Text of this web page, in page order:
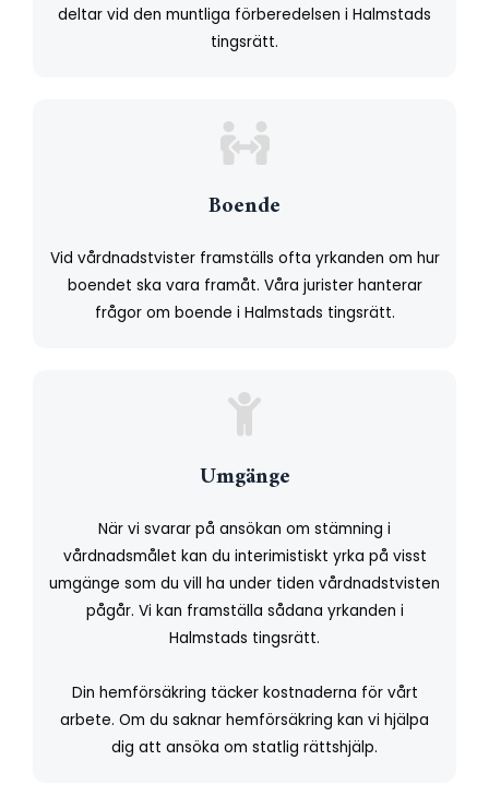
deltar vid den muntliga förberedelsen i Halmstads
tingsrätt.
Boende
Vid vårdnadstvister framställs ofta yrkanden om hur
boendet ska vara framåt. Våra jurister hanterar
frågor om boende i Halmstads tingsrätt.
Umgänge
När vi svarar på ansökan om stämning i
vårdnadsmålet kan du interimistiskt yrka på visst
umgänge som du vill ha under tiden vårdnadstvisten
pågår. Vi kan framställa sådana yrkanden i
Halmstads tingsrätt.
Din hemförsäkring täcker kostnaderna för vårt
arbete. Om du saknar hemförsäkring kan vi hjälpa
dig att ansöka om statlig rättshjälp.